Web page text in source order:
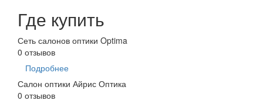
Где купить
Сеть салонов оптики Optima
0 отзывов
Подробнее
Салон оптики Айрис Оптика
0 отзывов